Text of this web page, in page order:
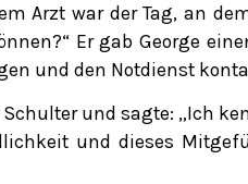
Arzt war der Tag, an
Er gab George
und den Notdienst
und sagte: „Ich
und dieses